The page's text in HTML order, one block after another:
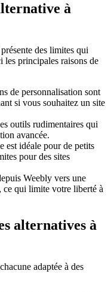
à
des limites qui
les principales raisons de
de personnalisation sont
si vous souhaitez un site
outils rudimentaires qui
avancée.
est idéale pour de petits
pour des sites
Weebly vers une
qui limite votre liberté à
alternatives à
adaptée à des